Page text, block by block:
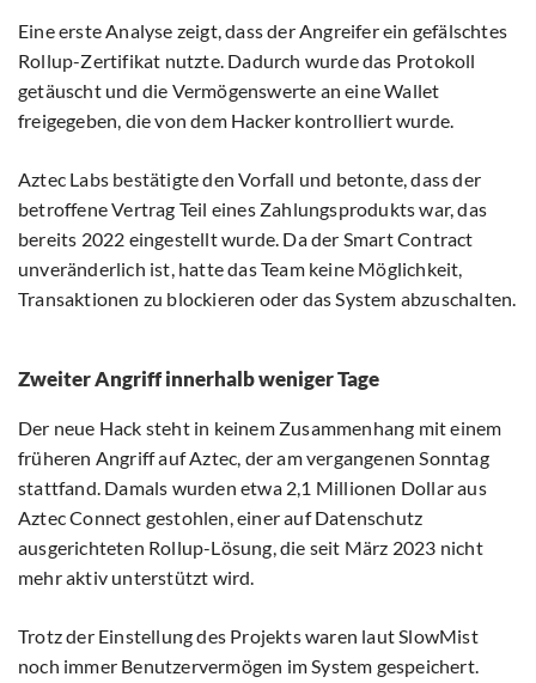
Eine erste Analyse zeigt, dass der Angreifer ein gefälschtes
Rollup-Zertifikat nutzte. Dadurch wurde das Protokoll
getäuscht und die Vermögenswerte an eine Wallet
freigegeben, die von dem Hacker kontrolliert wurde.
Aztec Labs bestätigte den Vorfall und betonte, dass der
betroffene Vertrag Teil eines Zahlungsprodukts war, das
bereits 2022 eingestellt wurde. Da der Smart Contract
unveränderlich ist, hatte das Team keine Möglichkeit,
Transaktionen zu blockieren oder das System abzuschalten.
Zweiter Angriff innerhalb weniger Tage
Der neue Hack steht in keinem Zusammenhang mit einem
früheren Angriff auf Aztec, der am vergangenen Sonntag
stattfand. Damals wurden etwa 2,1 Millionen Dollar aus
Aztec Connect gestohlen, einer auf Datenschutz
ausgerichteten Rollup-Lösung, die seit März 2023 nicht
mehr aktiv unterstützt wird.
Trotz der Einstellung des Projekts waren laut SlowMist
noch immer Benutzervermögen im System gespeichert.